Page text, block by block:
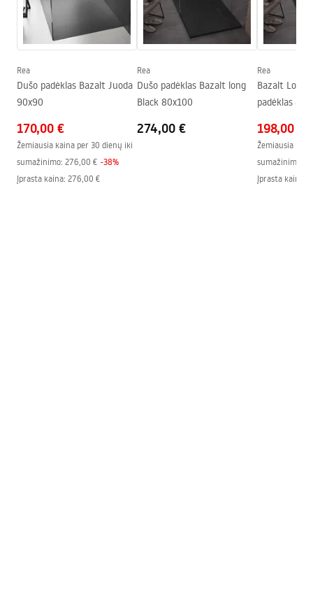
Nuotakos skersmuo
90
mm
Galima pjauti
Taip
Komplekte sifonas
Garantija
24 mėnesių
Surinkimo instrukcijos
Shower tray.pdf
Rea
Dušo padėklas Bazalt Juoda
90x90
170,00 €
Žemiausia kaina per 30 dienų iki
sumažinimo: 276,00 € -38%
Įprasta kaina: 276,00 €
Rea
Dušo padėklas Bazalt long
Black 80x100
274,00 €
Rea
Bazalt Long
padėklas
198,00 €
Žemiausia
sumažinimo:
Įprasta kaina